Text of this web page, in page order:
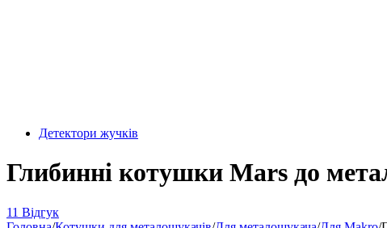
Детектори жучків
Глибинні котушки Mars до
11 Відгук